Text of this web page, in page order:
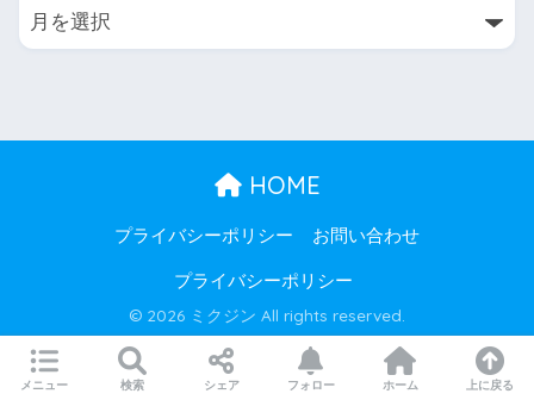
HOME
プライバシーポリシー お問い合わせ
プライバシーポリシー
© 2026 ミクジン All rights reserved.
メニュー 検索 シェア フォロー ホーム 上に戻る